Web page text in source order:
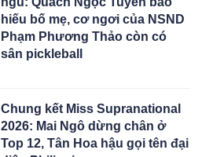
hiếu bố mẹ, cơ ngơi của NSND
Phạm Phương Thảo còn có
sân pickleball
Chung kết Miss Supranational
2026: Mai Ngô dừng chân ở
Top 12, Tân Hoa hậu gọi tên đại